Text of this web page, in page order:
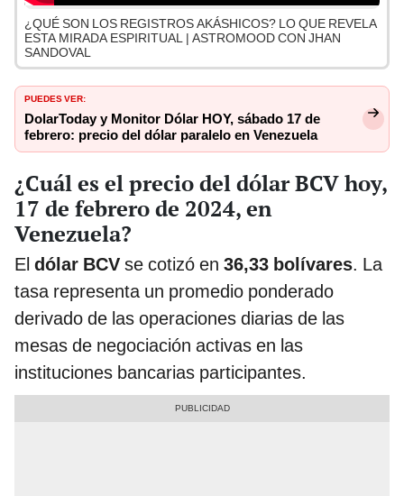
¿QUÉ SON LOS REGISTROS AKÁSHICOS? LO QUE REVELA
ESTA MIRADA ESPIRITUAL | ASTROMOOD CON JHAN
SANDOVAL
PUEDES VER:
DolarToday y Monitor Dólar HOY, sábado 17 de
febrero: precio del dólar paralelo en Venezuela
¿Cuál es el precio del dólar BCV hoy,
17 de febrero de 2024, en
Venezuela?
El dólar BCV se cotizó en 36,33 bolívares. La
tasa representa un promedio ponderado
derivado de las operaciones diarias de las
mesas de negociación activas en las
instituciones bancarias participantes.